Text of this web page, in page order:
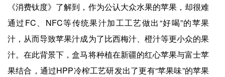
《消费钛度》了解到，作为公认大众水果的苹果，却很难
通过FC、NFC等传统果汁加工工艺做出“好喝”的苹果
汁，从而导致苹果汁成为了比西梅汁、橙汁等更小众的果
汁。在此背景下，盒马将种植在新疆的红心苹果与富士苹
果结合，通过HPP冷榨工艺研发出了更有“苹果味”的苹果